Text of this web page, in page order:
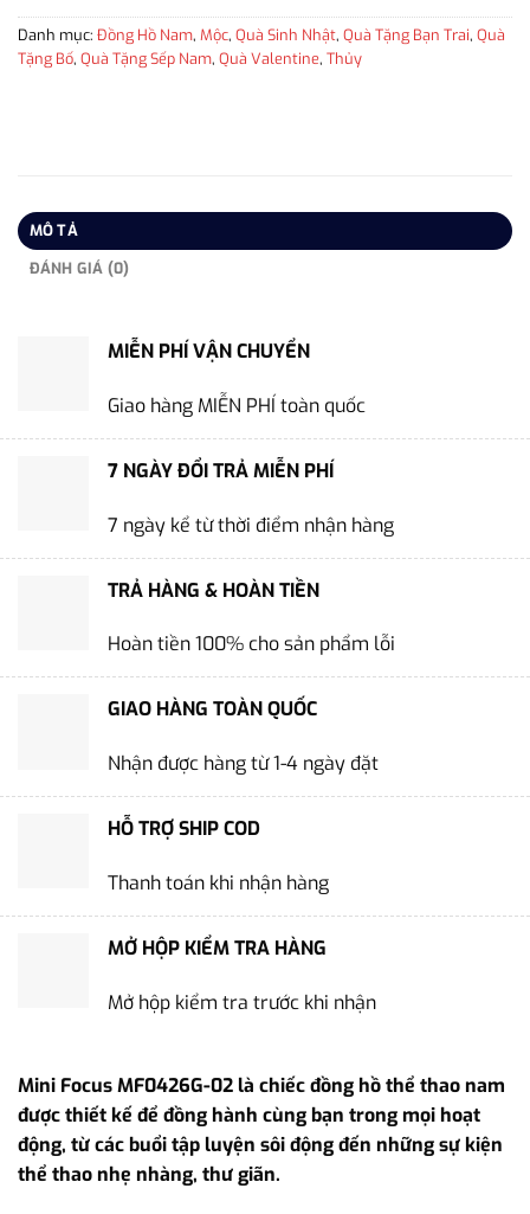
Danh mục: Đồng Hồ Nam, Mộc, Quà Sinh Nhật, Quà Tặng Bạn Trai, Quà
Tặng Bố, Quà Tặng Sếp Nam, Quà Valentine, Thủy
MÔ TẢ
ĐÁNH GIÁ (0)
MIỄN PHÍ VẬN CHUYỂN
Giao hàng MIỄN PHÍ toàn quốc
7 NGÀY ĐỔI TRẢ MIỄN PHÍ
7 ngày kể từ thời điểm nhận hàng
TRẢ HÀNG & HOÀN TIỀN
Hoàn tiền 100% cho sản phẩm lỗi
GIAO HÀNG TOÀN QUỐC
Nhận được hàng từ 1-4 ngày đặt
HỖ TRỢ SHIP COD
Thanh toán khi nhận hàng
MỞ HỘP KIỂM TRA HÀNG
Mở hộp kiểm tra trước khi nhận
Mini Focus MF0426G-02 là chiếc đồng hồ thể thao nam
được thiết kế để đồng hành cùng bạn trong mọi hoạt
động, từ các buổi tập luyện sôi động đến những sự kiện
thể thao nhẹ nhàng, thư giãn.